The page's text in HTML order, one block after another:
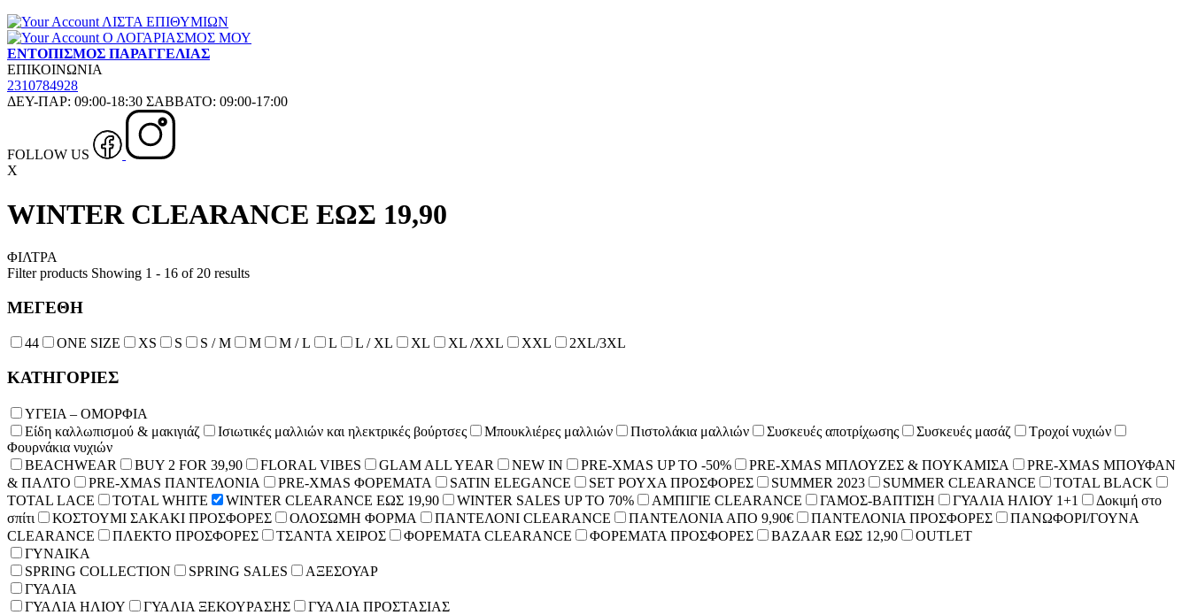
ΛΙΣΤΑ ΕΠΙΘΥΜΙΩΝ
Ο ΛΟΓΑΡΙΑΣΜΟΣ ΜΟΥ
ΕΝΤΟΠΙΣΜΟΣ ΠΑΡΑΓΓΕΛΙΑΣ
ΕΠΙΚΟΙΝΩΝΙΑ
2310784928
ΔΕΥ-ΠΑΡ: 09:00-18:30 ΣΑΒΒΑΤΟ: 09:00-17:00
FOLLOW US
X
WINTER CLEARANCE ΕΩΣ 19,90
ΦΙΛΤΡΑ
Filter products Showing 1 - 16 of 20 results
ΜΕΓΕΘΗ
44 ONE SIZE XS S S / M Μ M / L L L / XL XL XL /XXL XXL 2XL/3XL
ΚΑΤΗΓΟΡΙΕΣ
ΥΓΕΙΑ – ΟΜΟΡΦΙΑ
Είδη καλλωπισμού & μακιγιάζ
Ισιωτικές μαλλιών και ηλεκτρικές βούρτσες Μπουκλιέρες μαλλιών Πιστολάκια μαλλιών Συσκευές αποτρίχωσης Συσκευές μασάζ
Τροχοί νυχιών
Φουρνάκια νυχιών
BEACHWEAR
BUY 2 FOR 39,90 FLORAL VIBES GLAM ALL YEAR NEW IN PRE-XMAS UP TO -50% PRE-XMAS ΜΠΛΟΥΖΕΣ & ΠΟΥΚΑΜΙΣΑ
PRE-XMAS ΜΠΟΥΦΑΝ
& ΠΑΛΤΟ
PRE-XMAS ΠΑΝΤΕΛΟΝΙΑ PRE-XMAS ΦΟΡΕΜΑΤΑ SATIN ELEGANCE SET ΡΟΥΧΑ ΠΡΟΣΦΟΡΕΣ SUMMER 2023 SUMMER CLEARANCE
TOTAL BLACK
TOTAL LACE
TOTAL WHITE WINTER CLEARANCE ΕΩΣ 19,90 WINTER SALES UP TO 70% ΑΜΠΙΓΙΕ CLEARANCE ΓΑΜΟΣ-ΒΑΠΤΙΣΗ ΓΥΑΛΙΑ ΗΛΙΟΥ 1+1
Δοκιμή στο
σπίτι
ΚΟΣΤΟΥΜΙ ΣΑΚΑΚΙ ΠΡΟΣΦΟΡΕΣ ΟΛΟΣΩΜΗ ΦΟΡΜΑ ΠΑΝΤΕΛΟΝΙ CLEARANCE ΠΑΝΤΕΛΟΝΙΑ ΑΠΟ 9,90€ ΠΑΝΤΕΛΟΝΙΑ ΠΡΟΣΦΟΡΕΣ
ΠΑΝΩΦΟΡΙ/ΓΟΥΝΑ
CLEARANCE
ΠΛΕΚΤΟ ΠΡΟΣΦΟΡΕΣ ΤΣΑΝΤΑ ΧΕΙΡΟΣ ΦΟΡΕΜΑΤΑ CLEARANCE ΦΟΡΕΜΑΤΑ ΠΡΟΣΦΟΡΕΣ BAZAAR ΕΩΣ 12,90
OUTLET
ΓΥΝΑΙΚΑ
SPRING COLLECTION
SPRING SALES
ΑΞΕΣΟΥΑΡ
ΓΥΑΛΙΑ
ΓΥΑΛΙΑ ΗΛΙΟΥ
ΓΥΑΛΙΑ ΞΕΚΟΥΡΑΣΗΣ
ΓΥΑΛΙΑ ΠΡΟΣΤΑΣΙΑΣ